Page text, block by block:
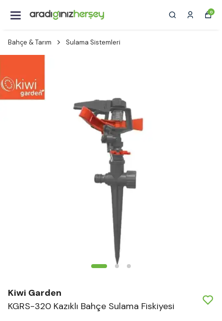
0
Bahçe & Tarım Sulama Sistemleri
Kiwi Garden
KGRS-320 Kazıklı Bahçe Sulama Fiskiyesi